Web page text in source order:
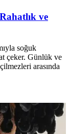
ve
soğuk
çeker. Günlük ve
arasında